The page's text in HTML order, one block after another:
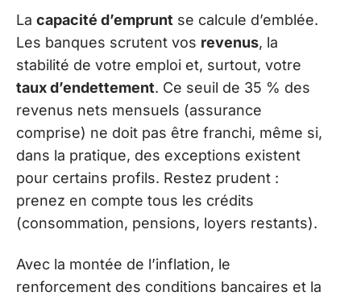
La capacité d’emprunt se calcule d’emblée.
Les banques scrutent vos revenus, la
stabilité de votre emploi et, surtout, votre
taux d’endettement. Ce seuil de 35 % des
revenus nets mensuels (assurance
comprise) ne doit pas être franchi, même si,
dans la pratique, des exceptions existent
pour certains profils. Restez prudent :
prenez en compte tous les crédits
(consommation, pensions, loyers restants).
Avec la montée de l’inflation, le
renforcement des conditions bancaires et la